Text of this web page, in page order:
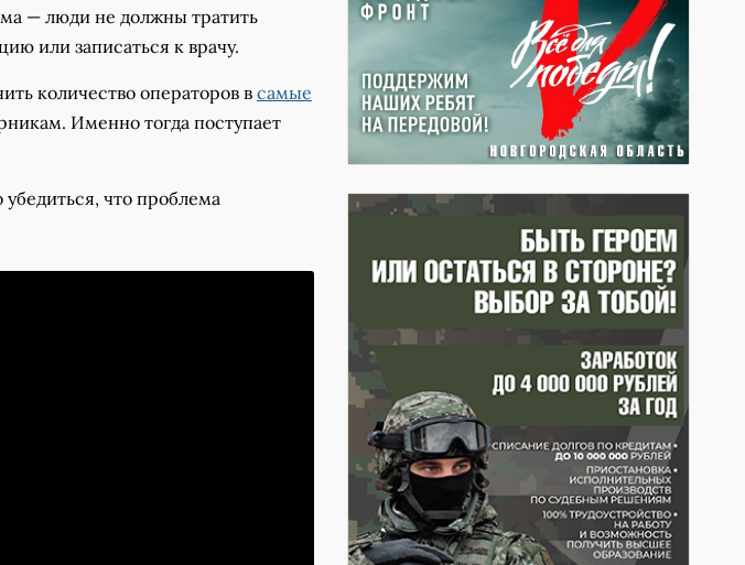
— люди не должны тратить
или записаться к врачу.
количество операторов всамые
Именно тогда поступает
что проблема